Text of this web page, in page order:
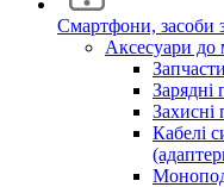
Смартфони, засоби
Аксесуари до
Зарядні
Захисні
Кабелі